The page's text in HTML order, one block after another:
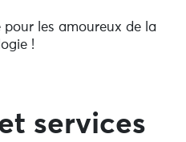
les amoureux de la
!
services